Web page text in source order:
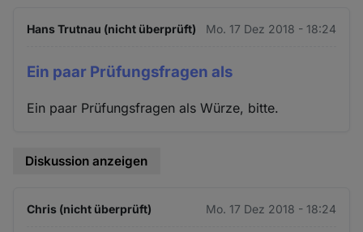
Hans Trutnau (nicht überprüft) Mo. 17 Dez 2018 - 18:24
Ein paar Prüfungsfragen als
Ein paar Prüfungsfragen als Würze, bitte.
Diskussion anzeigen
Chris (nicht überprüft) Mo. 17 Dez 2018 - 18:24